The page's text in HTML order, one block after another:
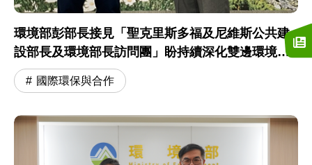
環境部彭部長接見「聖克里斯多福及尼維斯公共建
設部長及環境部長訪問團」盼持續深化雙邊環境合
作交流
國際環保與合作